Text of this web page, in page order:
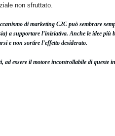
non sfruttato.
di marketing C2C può sembrare
a supportare l’iniziativa. Anche le idee più
e non sortire l’effetto desiderato.
essere il motore incontrollabile di queste